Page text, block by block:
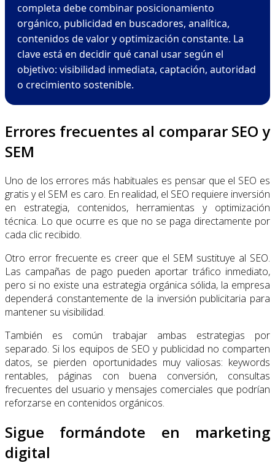
completa debe combinar posicionamiento
orgánico, publicidad en buscadores, analítica,
contenidos de valor y optimización constante. La
clave está en decidir qué canal usar según el
objetivo: visibilidad inmediata, captación, autoridad
o crecimiento sostenible.
Errores frecuentes al comparar SEO y
SEM
Uno de los errores más habituales es pensar que el SEO es
gratis y el SEM es caro. En realidad, el SEO requiere inversión
en estrategia, contenidos, herramientas y optimización
técnica. Lo que ocurre es que no se paga directamente por
cada clic recibido.
Otro error frecuente es creer que el SEM sustituye al SEO.
Las campañas de pago pueden aportar tráfico inmediato,
pero si no existe una estrategia orgánica sólida, la empresa
dependerá constantemente de la inversión publicitaria para
mantener su visibilidad.
También es común trabajar ambas estrategias por
separado. Si los equipos de SEO y publicidad no comparten
datos, se pierden oportunidades muy valiosas: keywords
rentables, páginas con buena conversión, consultas
frecuentes del usuario y mensajes comerciales que podrían
reforzarse en contenidos orgánicos.
Sigue formándote en marketing
digital